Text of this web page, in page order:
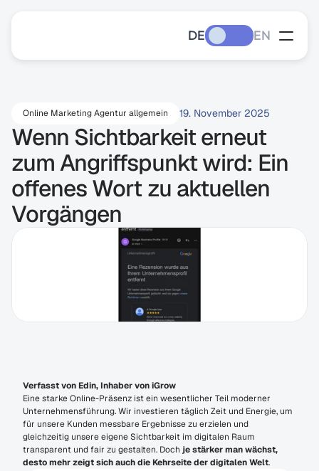
DE EN
Online Marketing Agentur allgemein 19. November 2025
Wenn Sichtbarkeit erneut
zum Angriffspunkt wird: Ein
offenes Wort zu aktuellen
Vorgängen
Verfasst von Edin, Inhaber von iGrow
Eine starke Online-Präsenz ist ein wesentlicher Teil moderner
Unternehmensführung. Wir investieren täglich Zeit und Energie, um
für unsere Kunden messbare Ergebnisse zu erzielen und
gleichzeitig unsere eigene Sichtbarkeit im digitalen Raum
transparent und fair zu gestalten. Doch je stärker man wächst,
desto mehr zeigt sich auch die Kehrseite der digitalen Welt.